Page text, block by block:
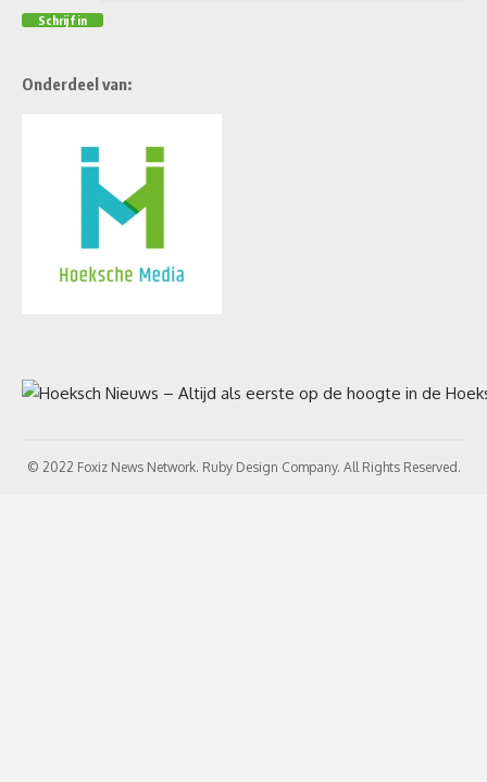
Onderdeel van:
© 2022 Foxiz News Network. Ruby Design Company. All Rights Reserved.